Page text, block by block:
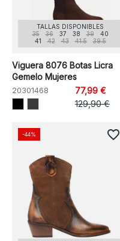
TALLAS DISPONIBLES
35
36 37 38 39
40
41
42 43 41.5 39.5
Viguera 8076 Botas Licra
Gemelo Mujeres
20301468
77,99 €
129,90 €
-44% favorite_border